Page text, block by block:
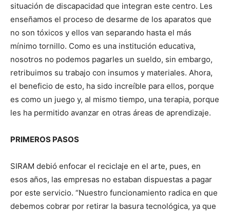
situación de discapacidad que integran este centro. Les
enseñamos el proceso de desarme de los aparatos que
no son tóxicos y ellos van separando hasta el más
mínimo tornillo. Como es una institución educativa,
nosotros no podemos pagarles un sueldo, sin embargo,
retribuimos su trabajo con insumos y materiales. Ahora,
el beneficio de esto, ha sido increíble para ellos, porque
es como un juego y, al mismo tiempo, una terapia, porque
les ha permitido avanzar en otras áreas de aprendizaje.
PRIMEROS PASOS
SIRAM debió enfocar el reciclaje en el arte, pues, en
esos años, las empresas no estaban dispuestas a pagar
por este servicio. “Nuestro funcionamiento radica en que
debemos cobrar por retirar la basura tecnológica, ya que